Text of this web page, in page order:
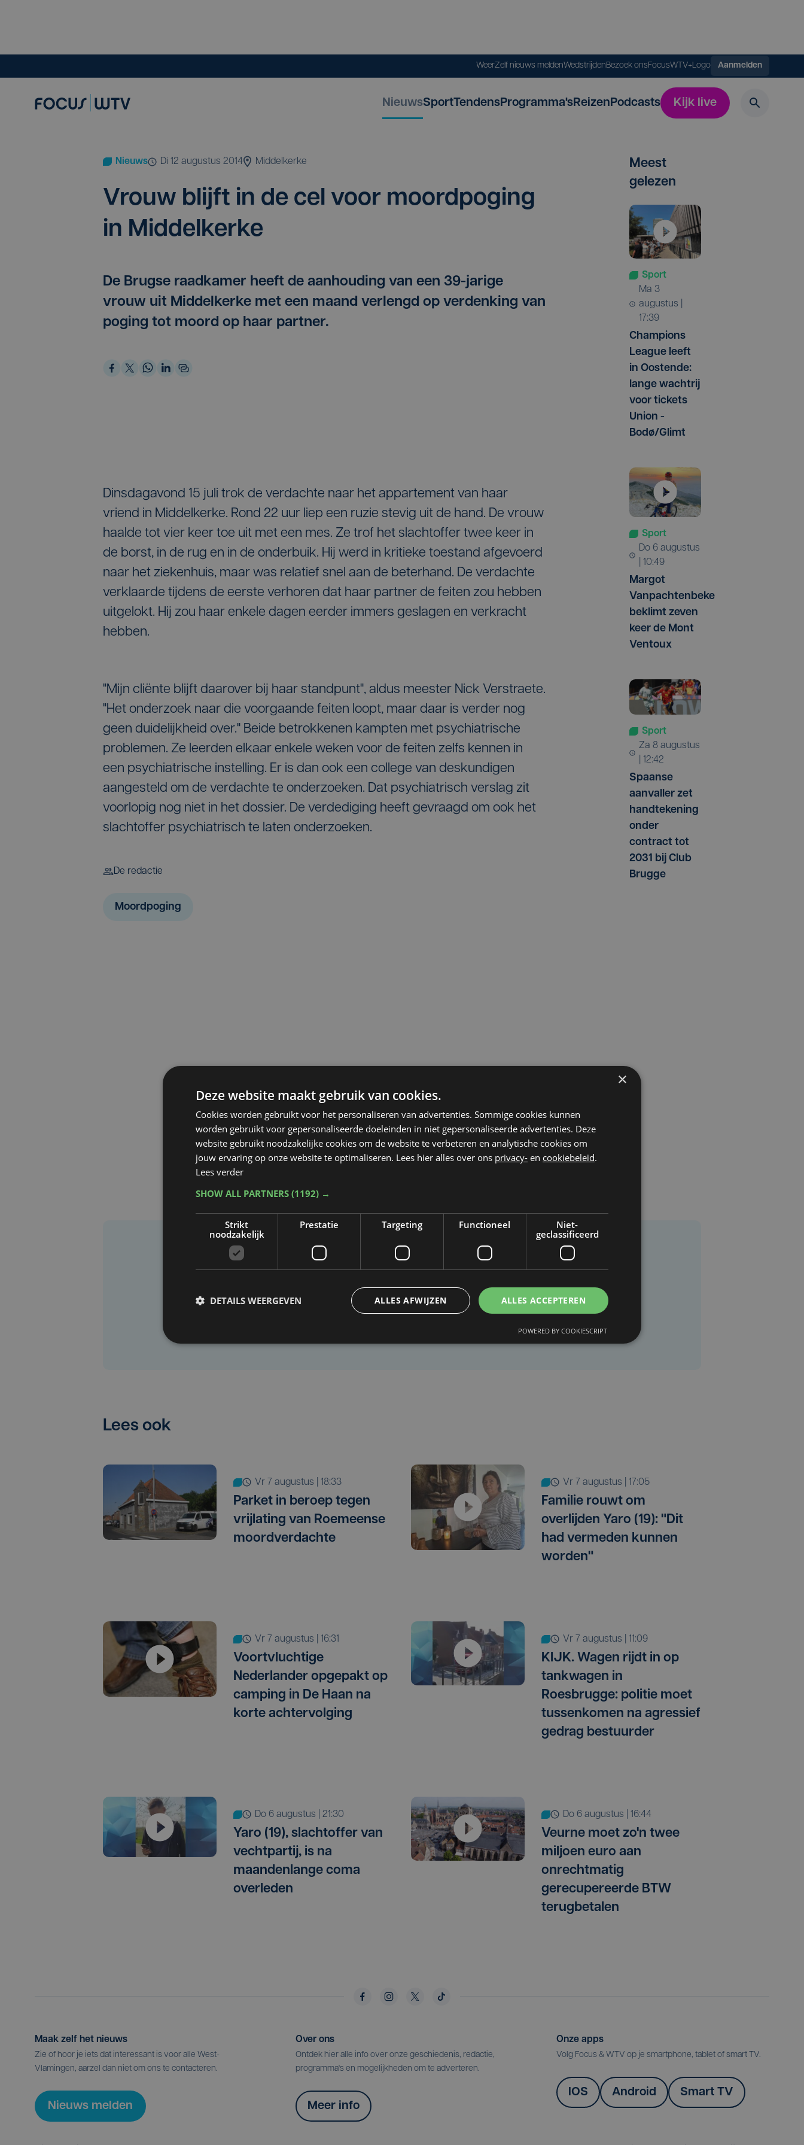
WeerZelf nieuws meldenWedstrijdenBezoek onsFocusWTV+Logo Aanmelden
NieuwsSportTendensProgramma'sReizenPodcasts Kijk live
Nieuws di 12 augustus 2014 Middelkerke
Vrouw blijft in de cel voor moord­po­ging
in Middelkerke
De Brugse raadkamer heeft de aanhouding van een 39-jarige
vrouw uit Middelkerke met een maand verlengd op verdenking van
poging tot moord op haar partner.
Dinsdagavond 15 juli trok de verdachte naar het appartement van haar
vriend in Middelkerke. Rond 22 uur liep een ruzie stevig uit de hand. De vrouw
haalde tot vier keer toe uit met een mes. Ze trof het slachtoffer twee keer in
de borst, in de rug en in de onderbuik. Hij werd in kritieke toestand afgevoerd
naar het ziekenhuis, maar was relatief snel aan de beterhand. De verdachte
verklaarde tijdens de eerste verhoren dat haar partner de feiten zou hebben
uitgelokt. Hij zou haar enkele dagen eerder immers geslagen en verkracht
hebben.
"Mijn cliënte blijft daarover bij haar standpunt", aldus meester Nick Verstraete.
"Het onderzoek naar die voorgaande feiten loopt, maar daar is verder nog
geen duidelijkheid over." Beide betrokkenen kampten met psychiatrische
problemen. Ze leerden elkaar enkele weken voor de feiten zelfs kennen in
een psychiatrische instelling. Er is dan ook een college van deskundigen
aangesteld om de verdachte te onderzoeken. Dat psychiatrisch verslag zit
voorlopig nog niet in het dossier. De verdediging heeft gevraagd om ook het
slachtoffer psychiatrisch te laten onderzoeken.
De redactie
Moordpoging
Meest
gelezen
Sport
ma 3
augustus |
17:39
Champions
League leeft
in Oostende:
lange wachtrij
voor tickets
Union -
Bodø/Glimt
Sport
do 6 augustus
| 10:49
Margot
Vanpachtenbeke
beklimt zeven
keer de Mont
Ventoux
Sport
za 8 augustus
| 12:42
Spaanse
aanvaller zet
handtekening
onder
contract tot
2031 bij Club
Brugge
Taalfout opgemerkt?
Lees ook
vr 7 augustus | 18:33
Parket in beroep tegen
vrijlating van Roemeense
moordverdachte
vr 7 augustus | 17:05
Familie rouwt om
overlijden Yaro (19): "Dit
had vermeden kunnen
worden"
vr 7 augustus | 16:31
Voortvluchtige
Nederlander opgepakt op
camping in De Haan na
korte achtervolging
vr 7 augustus | 11:09
KIJK. Wagen rijdt in op
tankwagen in
Roesbrugge: politie moet
tussenkomen na agressief
gedrag bestuurder
do 6 augustus | 21:30
Yaro (19), slachtoffer van
vechtpartij, is na
maandenlange coma
overleden
do 6 augustus | 16:44
Veurne moet zo'n twee
miljoen euro aan
onrechtmatig
gerecupereerde BTW
terugbetalen
Maak zelf het nieuws
Zie of hoor je iets dat interessant is voor alle West-
Vlamingen, aarzel dan niet om ons te contacteren.
Nieuws melden
Over ons
Ontdek hier alle info over onze geschiedenis, redactie,
programma's en mogelijkheden om te adverteren.
Meer info
Onze apps
Volg Focus & WTV op je smartphone, tablet of smart TV.
IOS Android Smart TV
×
Deze website maakt gebruik van cookies.
Cookies worden gebruikt voor het personaliseren van advertenties. Sommige cookies kunnen
worden gebruikt voor gepersonaliseerde doeleinden in niet gepersonaliseerde advertenties. Deze
website gebruikt noodzakelijke cookies om de website te verbeteren en analytische cookies om
jouw ervaring op onze website te optimaliseren. Lees hier alles over ons privacy- en cookiebeleid.
Lees verder
SHOW ALL PARTNERS (1192) →
Strikt
noodzakelijk
Prestatie Targeting Functioneel
Niet-
geclassificeerd
ALLES ACCEPTEREN
ALLES AFWIJZEN
DETAILS WEERGEVEN
POWERED BY COOKIESCRIPT